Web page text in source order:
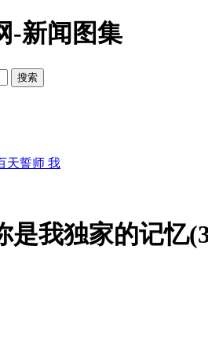
-新闻图集
天誓师 我
是我独家的记忆